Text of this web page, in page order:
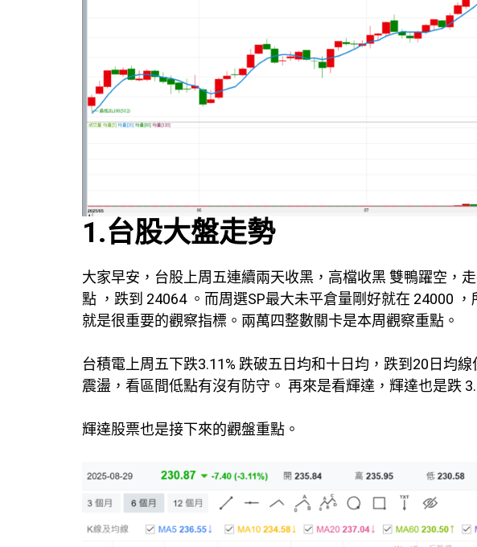
1.台股大盤走勢
大家早安，台股上周五連續兩天收黑，高檔收黑 雙鴨躍空，
點 ，跌到 24064 。而周選SP最大未平倉量剛好就在 24000
就是很重要的觀察指標。兩萬四整數關卡是本周觀察重點。
台積電上周五下跌3.11% 跌破五日均和十日均，跌到20日均
震盪，看區間低點有沒有防守。 再來是看輝達，輝達也是跌
輝達股票也是接下來的觀盤重點。